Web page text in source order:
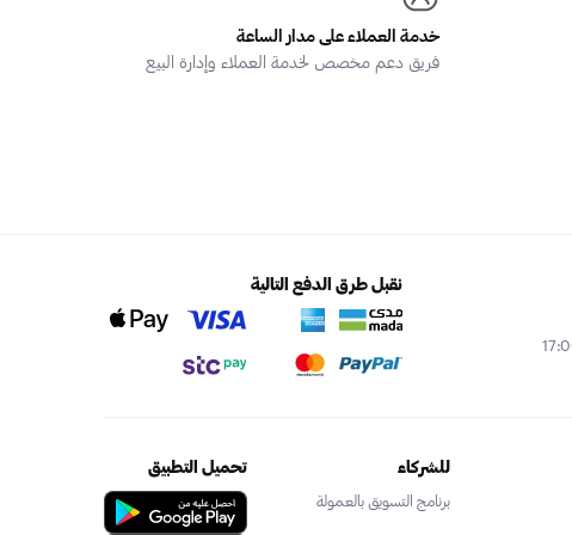
خدمة العملاء على مدار الساعة
فريق دعم مخصص لخدمة العملاء وإدارة البيع
نقبل طرق الدفع التالية
للشركاء
برنامج التسويق بالعمولة
تحميل التطبيق